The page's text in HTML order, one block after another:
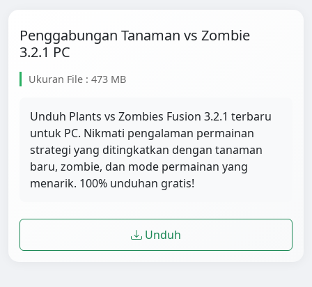
Penggabungan Tanaman vs Zombie
3.2.1 PC
Ukuran File : 473 MB
Unduh Plants vs Zombies Fusion 3.2.1 terbaru
untuk PC. Nikmati pengalaman permainan
strategi yang ditingkatkan dengan tanaman
baru, zombie, dan mode permainan yang
menarik. 100% unduhan gratis!
Unduh